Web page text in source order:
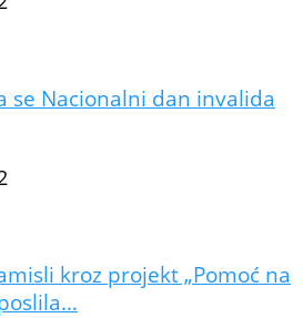
se Nacionalni dan invalida
kroz projekt „Pomoć na